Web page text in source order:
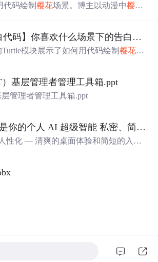
代码绘制樱花场景。博主以动漫中樱花
枝干颜色、树木数量、背景图片等，最
代码。
【Python表白代码】你喜欢什么场景下的告白？“我途径一场
Turtle模块展示了如何用代码绘制樱花，
的独特创意。,
）基层管理者管理工具箱.ppt
层管理者管理工具箱.ppt
OpenHuman 是你的个人 AI 超级智能 私密、简洁、极其强大
性化 — 清爽的桌面体验和简短的入门
能感知周围环境、可作为真实参与者加
会议、跨周记住你，即使你停止输入